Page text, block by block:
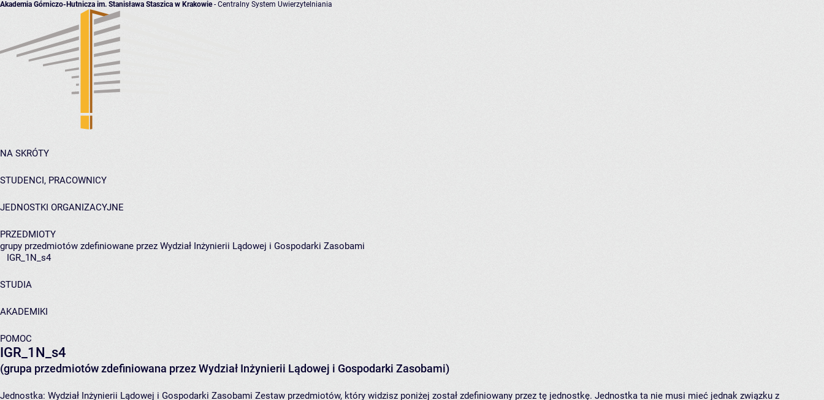
Akademia Górniczo-Hutnicza im. Stanisława Staszica w Krakowie- Centralny System Uwierzytelniania
NA SKRÓTY
STUDENCI, PRACOWNICY
JEDNOSTKI ORGANIZACYJNE
PRZEDMIOTY
grupy przedmiotów zdefiniowane przez Wydział Inżynierii Lądowej i Gospodarki Zasobami
IGR_1N_s4
STUDIA
AKADEMIKI
POMOC
IGR_1N_s4
(grupa przedmiotów zdefiniowana przez Wydział Inżynierii Lądowej i Gospodarki Zasobami)
Jednostka: Wydział Inżynierii Lądowej i Gospodarki Zasobami Zestaw przedmiotów, który widzisz poniżej został zdefiniowany przez tę jednostkę. Jednostka ta nie musi mieć jednak związku z